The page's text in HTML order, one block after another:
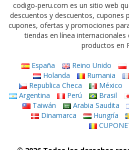
codigo-peru.com es un sitio web
descuentos y descuentos, cupones
cupones, ofertas y promociones
tiendas en línea
productos en
España Reino Unido
Holanda
Rumania
Republica Checa
México
Argentina
Perú Brasil
Taiwán
Arabia Saudita
Dinamarca
Hungría